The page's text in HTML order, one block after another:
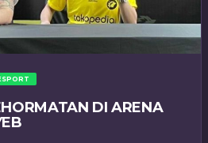
DI ARENA